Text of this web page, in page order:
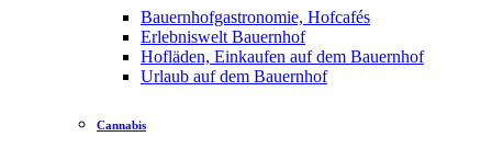
Bauernhofgastronomie, Hofcafés
Erlebniswelt Bauernhof
Hofläden, Einkaufen auf dem Bauernhof
Urlaub auf dem Bauernhof
Cannabis